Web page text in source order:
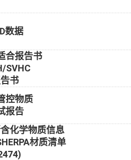
数据
合报告书
SVHC
书
控物质
报告
化学物质信息
材质清单